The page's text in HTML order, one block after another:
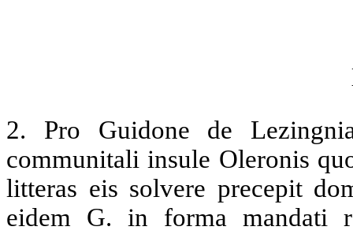
2. Pro Guidone de
communitali insule Oleronis
litteras eis solvere precepit
eidem G. in forma mandati